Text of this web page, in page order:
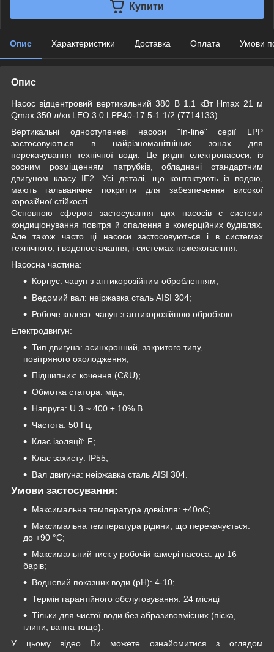
Купити
Опис Характеристики Доставка Оплата Умови
Опис
Насос відцентровий вертикальний 380 В 1.1 кВт Hmax 21 м
Qmax 350 л/хв LEO 3.0 LPP40-17.5-1.1/2 (7714133)
Вертикальні одноступеневі насоси "In-line" серії LPP
застосовуються в найрізноманітніших зонах для
перекачування технічної води. Це рядні електронасоси, із
сосним розміщенням патрубків, обладнані стандартним
двигуном класу IE2. Усі деталі, що контактують із водою,
мають гальванічне покриття для забезпечення високої
корозійної стійкості.
Основною сферою застосування цих насосів є системи
кондиціонування повітря й опалення в комерційних будівлях.
Але також часто ці насоси застосовуються і в системах
технічного, і водопостачання, і системах пожежогасіння.
Насосна частина:
Корпус: чавун з антикорозійним обробленням;
Ведомий вал: неіржавка сталь AISI 304;
Робоче колесо: чавун з антикорозійною обробкою.
Електродвигун:
Тип двигуна: асинхронний, закритого типу,
повітряного охолодження;
Підшипник: кочення (C&U);
Обмотка статора: мідь;
Напруга: U 3 ~ 400 ± 10% В
Частота: 50 Гц;
Клас ізоляції: F;
Клас захисту: IP55;
Вал двигуна: неіржавка сталь AISI 304.
Умови застосування:
Максимальна температура довкілля: +40oС;
Максимальна температура рідини, що перекачується:
до +90 °C;
Максимальний тиск у робочій камері насоса: до 16
барів;
Водневий показник води (рН): 4-10;
Термін гарантійного обслуговування: 24 місяці
Тільки для чистої води без абразивовмісних (піска,
глини, вапна тощо).
У цьому відео Ви можете ознайомитися з оглядом